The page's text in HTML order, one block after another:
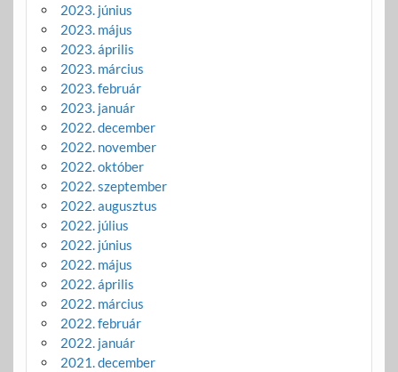
2023. június
2023. május
2023. április
2023. március
2023. február
2023. január
2022. december
2022. november
2022. október
2022. szeptember
2022. augusztus
2022. július
2022. június
2022. május
2022. április
2022. március
2022. február
2022. január
2021. december